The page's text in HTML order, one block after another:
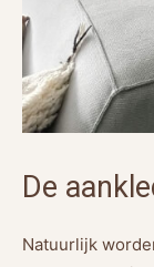
De
Natuurlijk